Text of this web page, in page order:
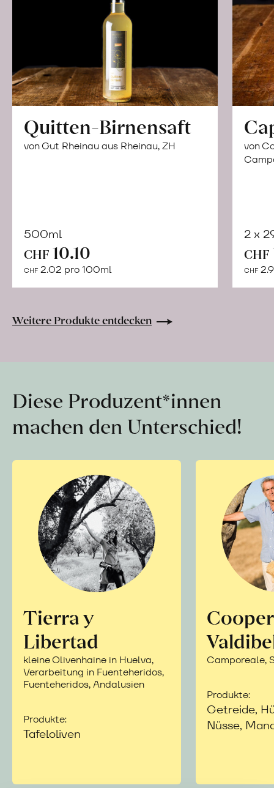
Quitten-Birnensaft
von Gut Rheinau aus Rheinau, ZH
500ml
CHF 10.10
CHF 2.02 pro 100ml
Warenkorb
von
2 x
CHF
CHF
Weitere Produkte entdecken
Diese Produzent*innen
machen den Unterschied!
Tierra y
Libertad
kleine Olivenhaine in Huelva,
Verarbeitung in Fuenteheridos,
Fuenteheridos, Andalusien
Produkte:
Tafeloliven
Camporeale,
Produkte:
Getreide,
Nüsse,